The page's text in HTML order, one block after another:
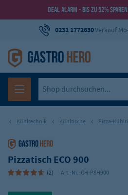
DEAL ALARM - BIS ZU 52%
0231 1772630Verkauf
Kühltechnik Kühltische Pizza-
Pizzatisch ECO 900
(2) Art.-Nr.: GH-PSH900